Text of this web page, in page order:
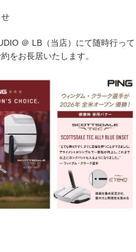
午前2時14分PDT
＠ LB（当店）にて随時行って
をお長居いたします。